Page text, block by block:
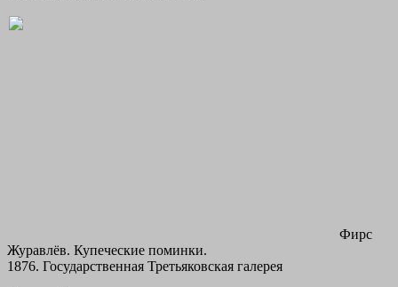
Фирс
Журавлёв. Купеческие поминки.
1876. Государственная Третьяковская галерея